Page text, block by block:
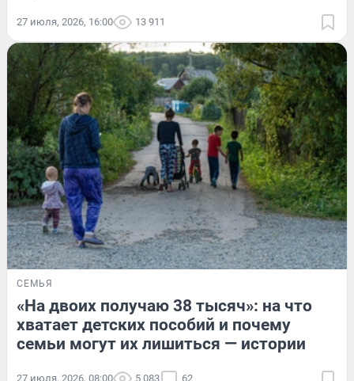
27 июля, 2026, 16:00 13 911
СЕМЬЯ
«На двоих получаю 38 тысяч»: на что
хватает детских пособий и почему
семьи могут их лишиться — истории
27 июля, 2026, 08:00 5 083 62